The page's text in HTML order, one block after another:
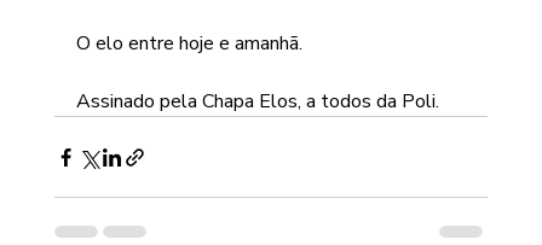
O elo entre hoje e amanhã.
Assinado pela Chapa Elos, a todos da Poli.